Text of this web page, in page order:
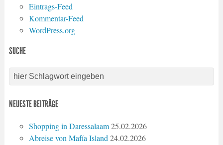
Eintrags-Feed
Kommentar-Feed
WordPress.org
SUCHE
NEUESTE BEITRÄGE
Shopping in Daressalaam 25.02.2026
Abreise von Mafía Island 24.02.2026